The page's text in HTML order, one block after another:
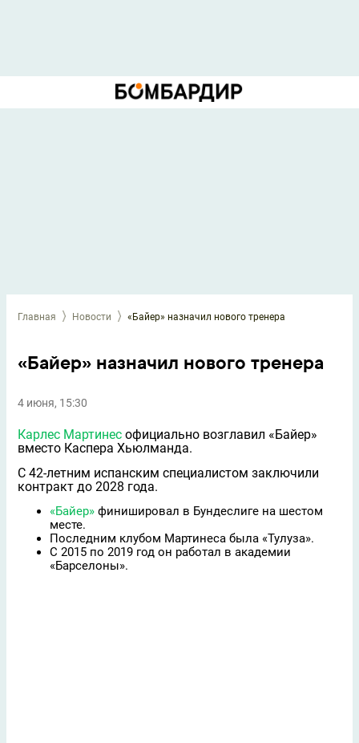
Главная Новости «Байер» назначил нового тренера
«Байер» назначил нового тренера
4 июня, 15:30
Карлес Мартинес официально возглавил «Байер»
вместо Каспера Хьюлманда.
С 42-летним испанским специалистом заключили
контракт до 2028 года.
«Байер» финишировал в Бундеслиге на шестом
месте.
Последним клубом Мартинеса была «Тулуза».
С 2015 по 2019 год он работал в академии
«Барселоны».